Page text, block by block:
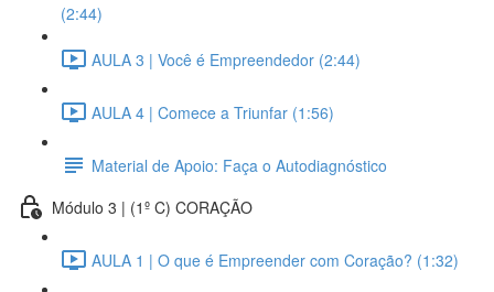
(2:44)
AULA 3 | Você é Empreendedor (2:44)
AULA 4 | Comece a Triunfar (1:56)
Material de Apoio: Faça o Autodiagnóstico
Módulo 3 | (1º C) CORAÇÃO
AULA 1 | O que é Empreender com Coração? (1:32)